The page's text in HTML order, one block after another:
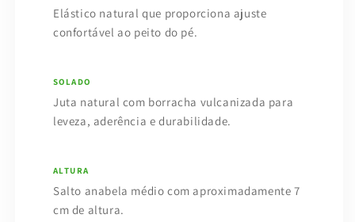
Elástico natural que proporciona ajuste
confortável ao peito do pé.
SOLADO
Juta natural com borracha vulcanizada para
leveza, aderência e durabilidade.
ALTURA
Salto anabela médio com aproximadamente 7
cm de altura.